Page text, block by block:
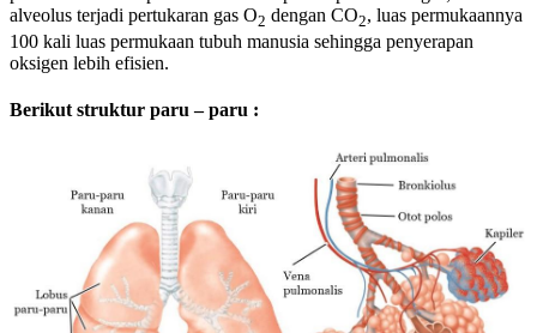
alveolus terjadi pertukaran gas O2 dengan CO2, luas permukaannya
100 kali luas permukaan tubuh manusia sehingga penyerapan
oksigen lebih efisien.
Berikut struktur paru – paru :